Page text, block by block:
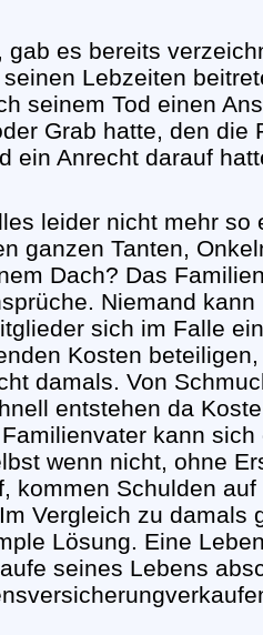
gab es bereits
Lebzeiten
seinem Tod einen
Grab hatte, den
ein Anrecht darauf
leider nicht mehr so
ganzen Tanten,
Dach? Das
Niemand
sich im Falle
Kosten
damals. Von
entstehen da
kann
wenn nicht, ohne
kommen Schulden
Vergleich zu damals
Lösung. Eine
seines Lebens